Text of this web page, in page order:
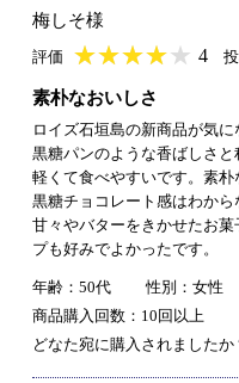
梅しそ様
評価 ★★★★★
★★★★★ 4
素朴なおいしさ
ロイズ石垣島の新商品が気に
黒糖パンのような香ばしさと
軽くて食べやすいです。素朴
黒糖チョコレート感はわから
甘々やバターをきかせたお
プも好みでよかったです。
年齢：50代
性別：女性
商品購入回数：10回以上
どなた宛に購入されましたか